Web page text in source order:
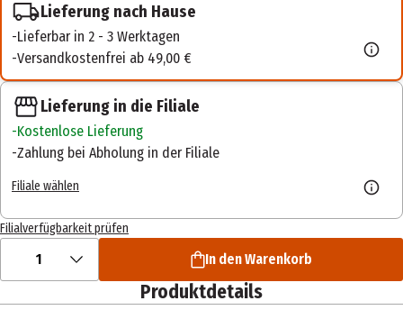
Lieferung nach Hause
Lieferbar in 2 - 3 Werktagen
Versandkostenfrei ab 49,00 €
Lieferung in die Filiale
Kostenlose Lieferung
Zahlung bei Abholung in der Filiale
Filiale wählen
Filialverfügbarkeit prüfen
1 In den Warenkorb
Produktdetails